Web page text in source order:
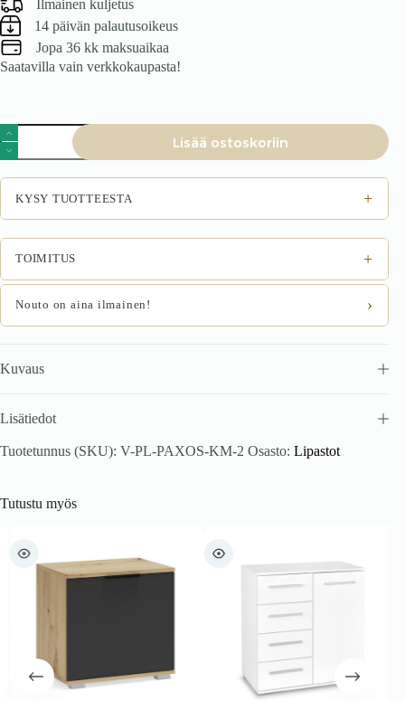
Ilmainen kuljetus
14 päivän palautusoikeus
Jopa 36 kk maksuaikaa
Saatavilla vain verkkokaupasta!
PAXORA
KM-
2
lipasto,
kashmir
musta
määrä
Lisää ostoskoriin
KYSY TUOTTEESTA +
TOIMITUS +
Nouto on aina ilmainen! ›
Kuvaus
Lisätiedot
Tuotetunnus (SKU): V-PL-PAXOS-KM-2 Osasto: Lipastot
Tutustu myös